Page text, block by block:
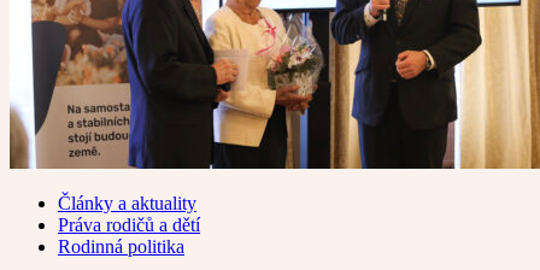
Články a aktuality
Práva rodičů a dětí
Rodinná politika